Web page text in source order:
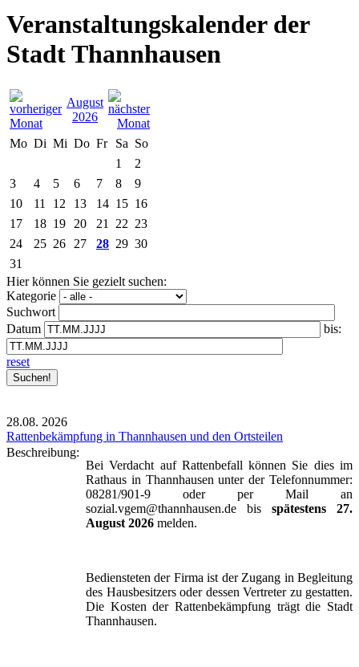
Veranstaltungskalender der
Stadt Thannhausen
August
2026
Mo Di Mi Do Fr Sa So
1
2
3
4 5 6 7 8
9
10
11 12 13 14 15 16
17
18 19 20 21 22 23
24
25 26 27 28 29 30
31
Hier können Sie gezielt suchen:
Kategorie
Suchwort
Datum
bis:
reset
28.08. 2026
Rattenbekämpfung in Thannhausen und den Ortsteilen
Beschreibung:
Bei Verdacht auf Rattenbefall können Sie dies im
Rathaus in Thannhausen unter der Telefonnummer:
08281/901-9 oder per Mail an
sozial.vgem@thannhausen.de bis spätestens 27.
August 2026 melden.
Bediensteten der Firma ist der Zugang in Begleitung
des Hausbesitzers oder dessen Vertreter zu gestatten.
Die Kosten der Rattenbekämpfung trägt die Stadt
Thannhausen.